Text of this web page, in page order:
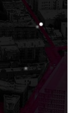
Konstruksi